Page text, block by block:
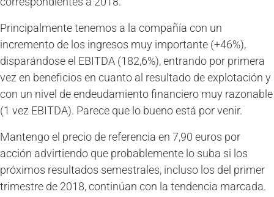
Principalmente tenemos a la compañía con un
incremento de los ingresos muy importante (+46%),
disparándose el EBITDA (182,6%), entrando por primera
vez en beneficios en cuanto al resultado de explotación y
con un nivel de endeudamiento financiero muy razonable
(1 vez EBITDA). Parece que lo bueno está por venir.
Mantengo el precio de referencia en 7,90 euros por
acción advirtiendo que probablemente lo suba si los
próximos resultados semestrales, incluso los del primer
trimestre de 2018, continúan con la tendencia marcada.